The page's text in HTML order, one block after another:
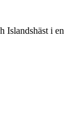
Islandshäst i en